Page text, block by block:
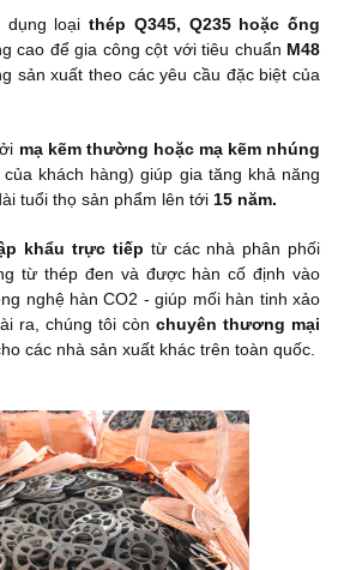
dụng loại thép Q345, Q235 hoặc ống
cao để gia công cột với tiêu chuẩn M48
sản xuất theo các yêu cầu đặc biệt của
mạ kẽm thường hoặc mạ kẽm nhúng
khách hàng) giúp gia tăng khả năng
tuổi thọ sản phẩm lên tới 15 năm.
khẩu trực tiếp từ các nhà phân phối
từ thép đen và được hàn cố định vào
nghệ hàn CO2 - giúp mối hàn tinh xảo
ra, chúng tôi còn chuyên thương mại
các nhà sản xuất khác trên toàn quốc.